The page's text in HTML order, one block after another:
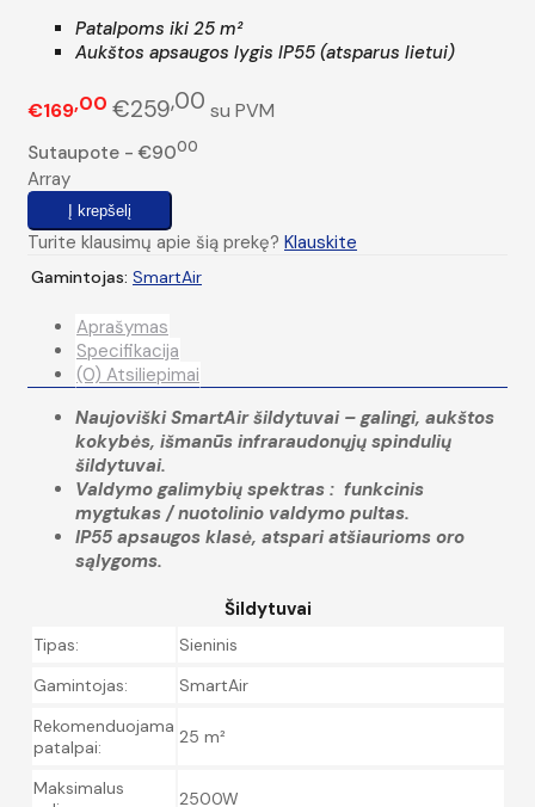
Patalpoms iki 25 m²
Aukštos apsaugos lygis IP55 (atsparus lietui)
€169 00 €259 00 su PVM
Sutaupote - €9000
Array
Turite klausimų apie šią prekę? Klauskite
Gamintojas: SmartAir
Aprašymas
Specifikacija
(0) Atsiliepimai
Naujoviški SmartAir šildytuvai – galingi, aukštos
kokybės, išmanūs infraraudonųjų spindulių
šildytuvai.
Valdymo galimybių spektras : funkcinis
mygtukas / nuotolinio valdymo pultas.
IP55 apsaugos klasė, atspari atšiaurioms oro
sąlygoms.
Šildytuvai
Tipas:
Sieninis
Gamintojas:
SmartAir
Rekomenduojama
patalpai:
25 m²
Maksimalus
2500W